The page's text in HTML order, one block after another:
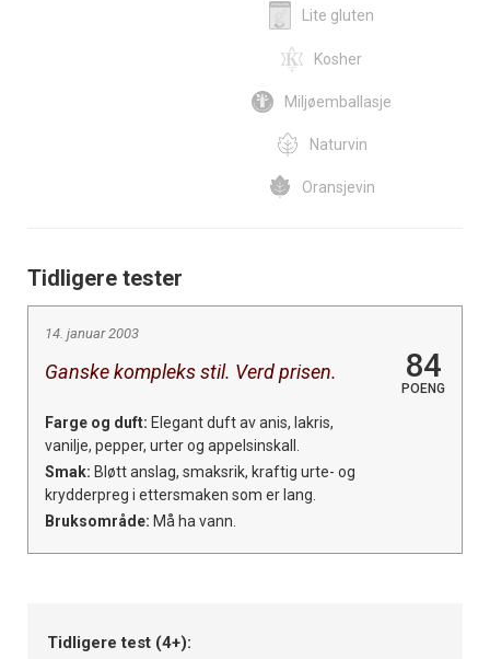
Lite gluten
Kosher
Miljøemballasje
Naturvin
Oransjevin
Tidligere tester
14. januar 2003
Ganske kompleks stil. Verd prisen. 84
POENG
Farge og duft: Elegant duft av anis, lakris,
vanilje, pepper, urter og appelsinskall.
Smak: Bløtt anslag, smaksrik, kraftig urte- og
krydderpreg i ettersmaken som er lang.
Bruksområde: Må ha vann.
Tidligere test (4+):